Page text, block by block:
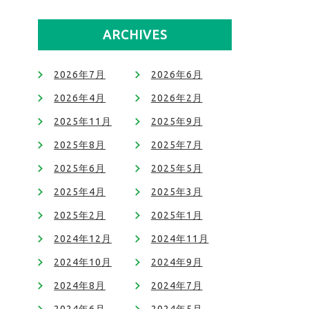
ARCHIVES
2026年7月 2026年6月
2026年4月 2026年2月
2025年11月 2025年9月
2025年8月 2025年7月
2025年6月 2025年5月
2025年4月 2025年3月
2025年2月 2025年1月
2024年12月 2024年11月
2024年10月 2024年9月
2024年8月 2024年7月